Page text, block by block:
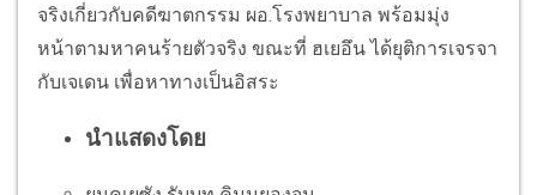
จริงเกี่ยวกับคดีฆาตกรรม ผอ.โรงพยาบาล พร้อมมุ่ง
หน้าตามหาคนร้ายตัวจริง ขณะที่ ฮเยอึน ได้ยุติการเจรจา
กับเจเดน เพื่อหาทางเป็นอิสระ
นำแสดงโดย